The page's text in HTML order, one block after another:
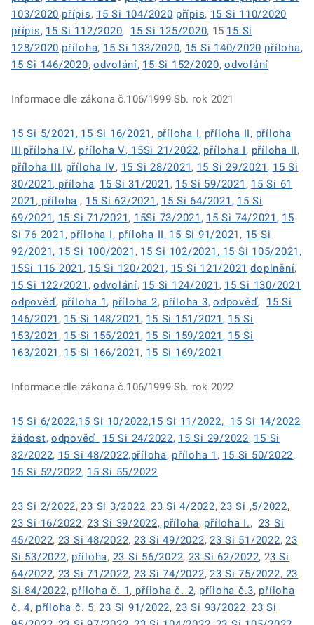
103/2020 přípis, 15 Si 104/2020 přípis, 15 Si 110/2020
přípis, 15 Si 112/2020, 15 Si 125/2020, 15 15 Si
128/2020 příloha, 15 Si 133/2020, 15 Si 140/2020 příloha,
15 Si 146/2020, odvolání, 15 Si 152/2020,odvolání
Informace dle zákona č.106/1999 Sb. rok 2021
15 Si 5/2021 , 15 Si 16/2021 , příloha I, příloha II, příloha
III,příloha IV, příloha V, 15Si 21/2022, příloha I, příloha II,
příloha III, příloha IV, 15 Si 28/2021, 15 Si 29/2021, 15 Si
30/2021, příloha, 15 Si 31/2021 , 15 Si 59/2021 , 15 Si 61
2021 , příloha , 15 Si 62/2021 , 15 Si 64/2021 , 15 Si
69/2021, 15 Si 71/2021, 15Si 73/2021 , 15 Si 74/2021 , 15
Si 76 2021 , příloha I,příloha II, 15 Si 91/2021,15 Si
92/2021, 15 Si 100/2021 , 15 Si 102/2021 ,15 Si 105/2021 ,
15Si 116 2021 , 15 Si 120/2021, 15 Si 121/2021 doplnění,
15 Si 122/2021 , odvolání, 15 Si 124/2021 , 15 Si 130/2021
odpověď, příloha 1, příloha 2, příloha 3, odpověď, 15 Si
146/2021 , 15 Si 148/2021 , 15 Si 151/2021 , 15 Si
153/2021 , 15 Si 155/2021 , 15 Si 159/2021 , 15 Si
163/2021 , 15 Si 166/2021, 15 Si 169/2021
Informace dle zákona č.106/1999 Sb. rok 2022
15 Si 6/2022,15 Si 10/2022,15 Si 11/2022, 15 Si 14/2022
žádost, odpověď 15 Si 24/2022, 15 Si 29/2022, 15 Si
32/2022, 15 Si 48/2022,příloha, příloha 1 , 15 Si 50/2022,
15 Si 52/2022, 15 Si 55/2022
23 Si 2/2022,23 Si 3/2022, 23 Si 4/2022,23 Si ,5/2022,
23 Si 16/2022,23 Si 39/2022, příloha, příloha I., 23 Si
45/2022, 23 Si 48/2022, 23 Si 49/2022, 23 Si 51/2022, 23
Si 53/2022, příloha, 23 Si 56/2022, 23 Si 62/2022, 23 Si
64/2022, 23 Si 71/2022, 23 Si 74/2022, 23 Si 75/2022,23
Si 84/2022, příloha č. 1, příloha č. 2, příloha č.3, příloha
č. 4, příloha č. 5,23 Si 91/2022, 23 Si 93/2022,23 Si